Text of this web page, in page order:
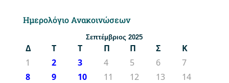
Ημερολόγιο Ανακοινώσεων
Σεπτέμβριος 2025
Δ Τ Τ Π Π Σ
Κ
1
2 3 4 5 6
7
8
9 10 11 12 13
14